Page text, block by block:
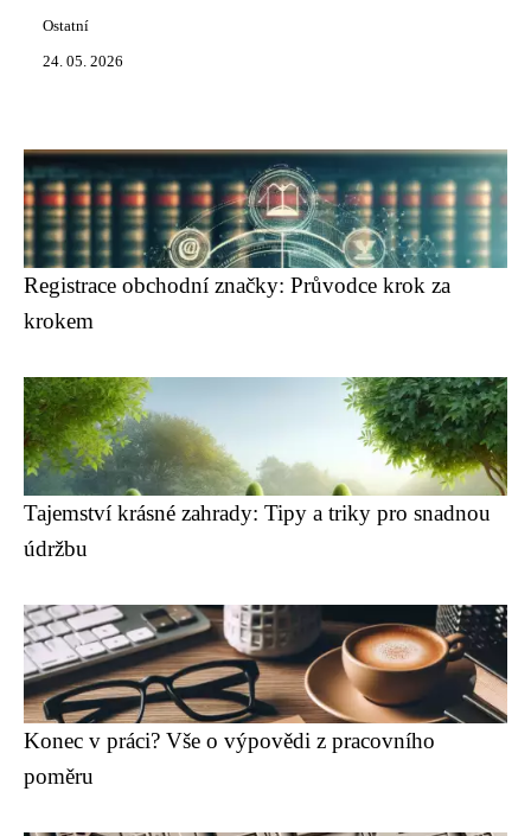
Ostatní
24. 05. 2026
Registrace obchodní značky: Průvodce krok za
krokem
Tajemství krásné zahrady: Tipy a triky pro snadnou
údržbu
Konec v práci? Vše o výpovědi z pracovního
poměru